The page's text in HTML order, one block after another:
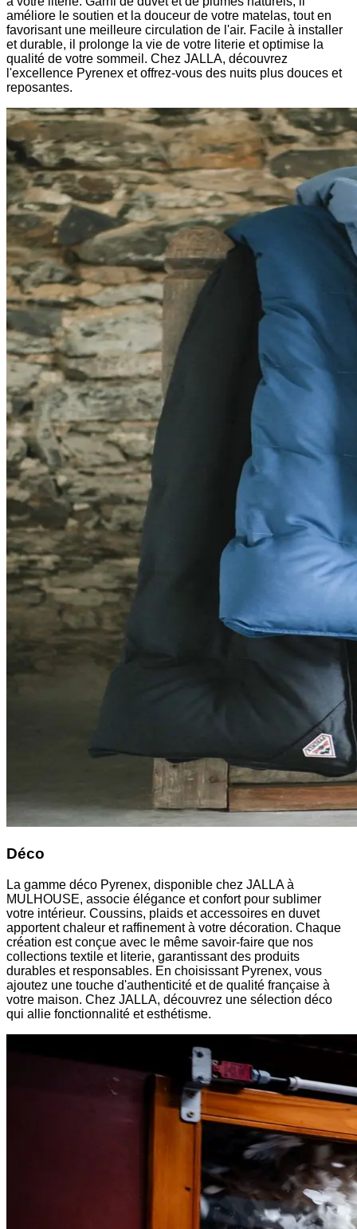
améliore le soutien et la douceur de votre matelas, tout en
favorisant une meilleure circulation de l'air. Facile à installer
et durable, il prolonge la vie de votre literie et optimise la
qualité de votre sommeil. Chez JALLA, découvrez
l'excellence Pyrenex et offrez-vous des nuits plus douces et
reposantes.
Déco
La gamme déco Pyrenex, disponible chez JALLA à
MULHOUSE, associe élégance et confort pour sublimer
votre intérieur. Coussins, plaids et accessoires en duvet
apportent chaleur et raffinement à votre décoration. Chaque
création est conçue avec le même savoir-faire que nos
collections textile et literie, garantissant des produits
durables et responsables. En choisissant Pyrenex, vous
ajoutez une touche d'authenticité et de qualité française à
votre maison. Chez JALLA, découvrez une sélection déco
qui allie fonctionnalité et esthétisme.